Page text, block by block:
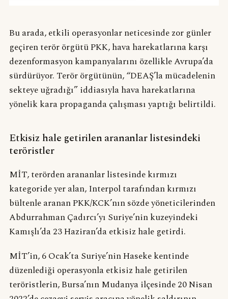
Bu arada, etkili operasyonlar neticesinde zor günler
geçiren terör örgütü PKK, hava harekatlarına karşı
dezenformasyon kampanyalarını özellikle Avrupa’da
sürdürüyor. Terör örgütünün, “DEAŞ’la mücadelenin
sekteye uğradığı” iddiasıyla hava harekatlarına
yönelik kara propaganda çalışması yaptığı belirtildi.
Etkisiz hale getirilen arananlar listesindeki
teröristler
MİT, terörden arananlar listesinde kırmızı
kategoride yer alan, Interpol tarafından kırmızı
bültenle aranan PKK/KCK’nın sözde yöneticilerinden
Abdurrahman Çadırcı’yı Suriye’nin kuzeyindeki
Kamışlı’da 23 Haziran’da etkisiz hale getirdi.
MİT’in, 6 Ocak’ta Suriye’nin Haseke kentinde
düzenlediği operasyonla etkisiz hale getirilen
teröristlerin, Bursa’nın Mudanya ilçesinde 20 Nisan